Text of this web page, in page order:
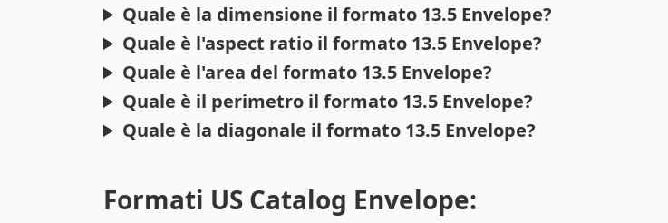
Quale è la dimensione il formato 13.5 Envelope?
Quale è l'aspect ratio il formato 13.5 Envelope?
Quale è l'area del formato 13.5 Envelope?
Quale è il perimetro il formato 13.5 Envelope?
Quale è la diagonale il formato 13.5 Envelope?
Formati US Catalog Envelope: